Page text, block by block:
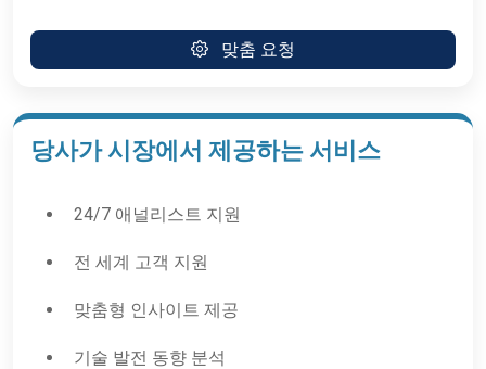
맞춤 요청
당사가 시장에서 제공하는 서비스
24/7 애널리스트 지원
전 세계 고객 지원
맞춤형 인사이트 제공
기술 발전 동향 분석